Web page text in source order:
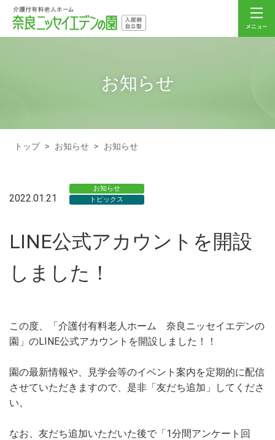
お知らせ
トップ > お知らせ > お知らせ
2022.01.21
お知らせ
トピックス
LINE公式アカウントを開設
しました！
この度、「介護付有料老人ホーム 奈良ニッセイエデンの
園」のLINE公式アカウントを開設しました！！
園の最新情報や、見学会等のイベント案内を定期的に配信
させていただきますので、是非「友だち追加」してくださ
い。
なお、友だち追加いただいた後で「1分間アンケート回